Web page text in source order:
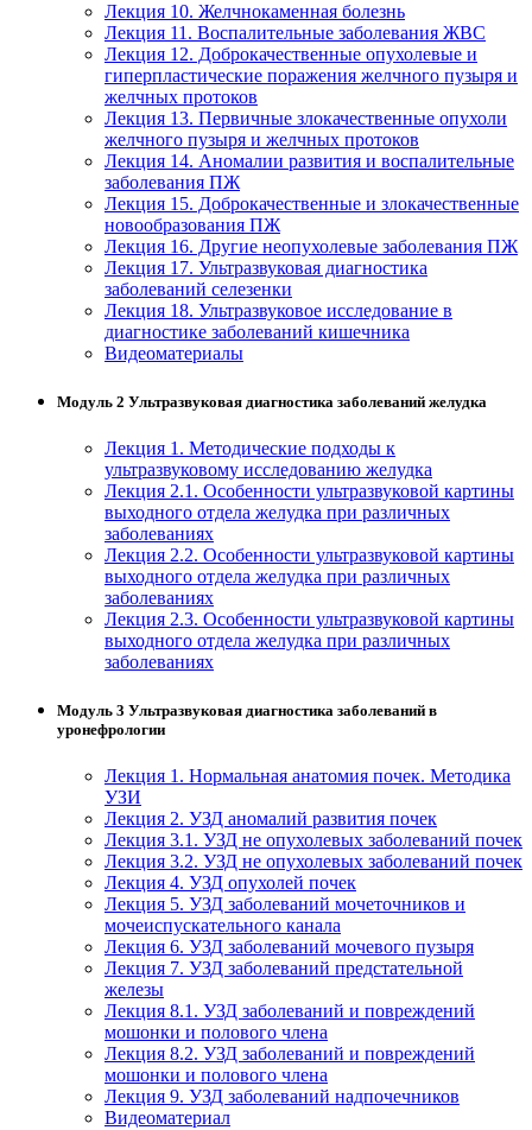
Изобразительное и прикладные виды
искусств
Средства массовой информации и
информативно-библиотечное дело
Управление в технических системах
Ветеринария и зоотехника
Подготовка к периодической
аккредитации
Основные Услуги
Дополнительные Услуги
Лекция 10. Желчнокаменная болезнь
Лекция 11. Воспалительные заболевания ЖВС
Лекция 12. Доброкачественные опухолевые и
гиперпластические поражения желчного пузыря и
желчных протоков
Лекция 13. Первичные злокачественные опухоли
желчного пузыря и желчных протоков
Лекция 14. Аномалии развития и воспалительные
заболевания ПЖ
Лекция 15. Доброкачественные и злокачественные
новообразования ПЖ
Лекция 16. Другие неопухолевые заболевания ПЖ
Лекция 17. Ультразвуковая диагностика
заболеваний селезенки
Лекция 18. Ультразвуковое исследование в
диагностике заболеваний кишечника
Видеоматериалы
Модуль 2 Ультразвуковая диагностика заболеваний желудка
Лекция 1. Методические подходы к
ультразвуковому исследованию желудка
Лекция 2.1. Особенности ультразвуковой картины
выходного отдела желудка при различных
заболеваниях
Лекция 2.2. Особенности ультразвуковой картины
выходного отдела желудка при различных
заболеваниях
Лекция 2.3. Особенности ультразвуковой картины
выходного отдела желудка при различных
заболеваниях
Модуль 3 Ультразвуковая диагностика заболеваний в
уронефрологии
Лекция 1. Нормальная анатомия почек. Методика
УЗИ
Лекция 2. УЗД аномалий развития почек
Лекция 3.1. УЗД не опухолевых заболеваний почек
Лекция 3.2. УЗД не опухолевых заболеваний почек
Лекция 4. УЗД опухолей почек
Лекция 5. УЗД заболеваний мочеточников и
мочеиспускательного канала
Лекция 6. УЗД заболеваний мочевого пузыря
Лекция 7. УЗД заболеваний предстательной
железы
Лекция 8.1. УЗД заболеваний и повреждений
мошонки и полового члена
Лекция 8.2. УЗД заболеваний и повреждений
мошонки и полового члена
Лекция 9. УЗД заболеваний надпочечников
Видеоматериал